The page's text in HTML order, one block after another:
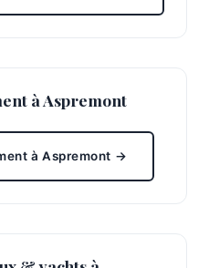
à Aspremont
à Aspremont →